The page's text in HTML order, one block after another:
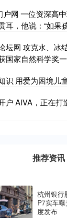
户网 一位资深高
耳，他说：​“如果
坛网 攻克水、冰
国家自然科学奖
识 用爱为困境儿
户 AIVA，正在打
推荐资讯
杭州银行
P7实车
度发布